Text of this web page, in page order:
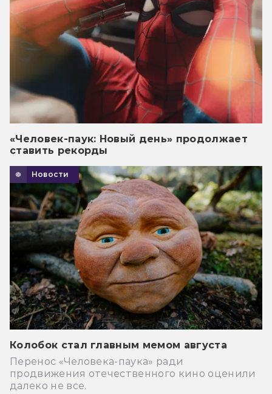
«Человек-паук: Новый день» продолжает
ставить рекорды
Новости
Колобок стал главным мемом августа
Перенос «Человека-паука» ради
продвижения отечественного кино оценили
далеко не все.